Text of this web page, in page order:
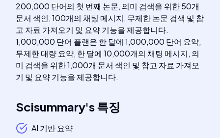
200,000 단어의 첫 번째 논문, 의미 검색을 위한 50개
문서 색인, 100개의 채팅 메시지, 무제한 논문 검색 및 참
고 자료 가져오기 및 요약 기능을 제공합니다.
1,000,000 단어 플랜은 한 달에 1,000,000 단어 요약,
무제한 대량 요약, 한 달에 10,000개의 채팅 메시지, 의
미 검색을 위한 1,000개 문서 색인 및 참고 자료 가져오
기 및 요약 기능을 제공합니다.
Scisummary's특징
AI 기반 요약